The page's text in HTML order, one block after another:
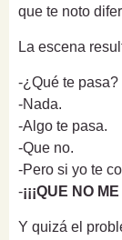
que te noto
La escena
-¿Qué te pasa?
-Nada.
-Algo te pasa.
-Que no.
-Pero si yo te
-¡¡¡QUE NO
Y quizá el